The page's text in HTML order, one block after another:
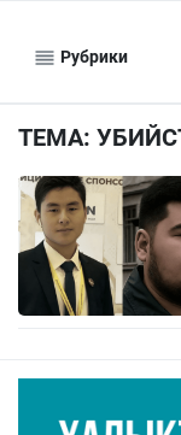
Рубрики
ТЕМА: